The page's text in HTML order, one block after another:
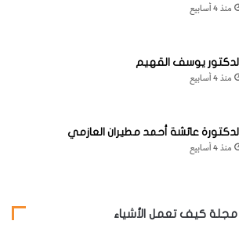
منذ 4 أسابيع
الدكتور يوسف القهيم
منذ 4 أسابيع
الدكتورة عائشة أحمد مطيران العازمي
منذ 4 أسابيع
مجلة كيف تعمل الأشياء